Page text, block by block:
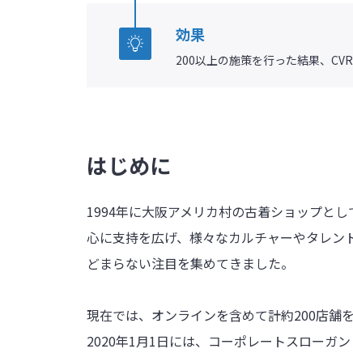
効果
200以上の施策を行った結果、
はじめに
1994年に大阪アメリカ村の古着ショップと
心に支持を広げ、様々なカルチャーやタレ
どまらない注目を集めてきました。
現在では、オンラインを含めて計約200店舗
2020年1月1日には、コーポレートスローガ